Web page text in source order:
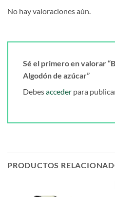
No hay valoraciones aún.
Sé el primero en valorar
Algodón de azúcar”
Debesacceder para
PRODUCTOS